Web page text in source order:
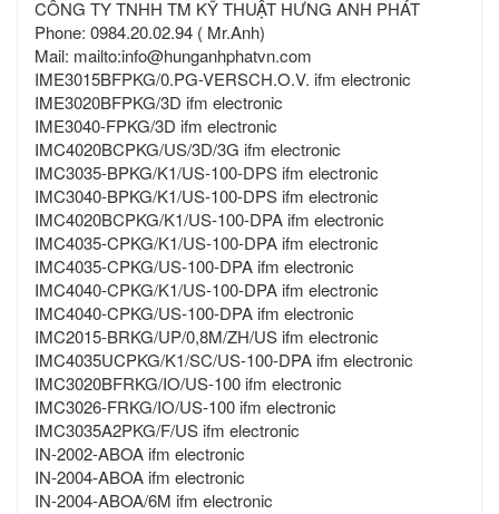
CÔNG TY TNHH TM KỸ THUẬT HƯNG ANH PHÁT
Phone: 0984.20.02.94 ( Mr.Anh)
Mail: mailto:info@hunganhphatvn.com
IME3015BFPKG/0.PG-VERSCH.O.V. ifm electronic
IME3020BFPKG/3D ifm electronic
IME3040-FPKG/3D ifm electronic
IMC4020BCPKG/US/3D/3G ifm electronic
IMC3035-BPKG/K1/US-100-DPS ifm electronic
IMC3040-BPKG/K1/US-100-DPS ifm electronic
IMC4020BCPKG/K1/US-100-DPA ifm electronic
IMC4035-CPKG/K1/US-100-DPA ifm electronic
IMC4035-CPKG/US-100-DPA ifm electronic
IMC4040-CPKG/K1/US-100-DPA ifm electronic
IMC4040-CPKG/US-100-DPA ifm electronic
IMC2015-BRKG/UP/0,8M/ZH/US ifm electronic
IMC4035UCPKG/K1/SC/US-100-DPA ifm electronic
IMC3020BFRKG/IO/US-100 ifm electronic
IMC3026-FRKG/IO/US-100 ifm electronic
IMC3035A2PKG/F/US ifm electronic
IN-2002-ABOA ifm electronic
IN-2004-ABOA ifm electronic
IN-2004-ABOA/6M ifm electronic